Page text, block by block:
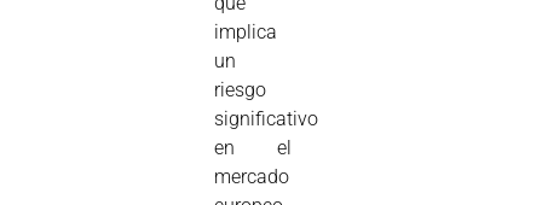
implica
un
riesgo
significativo
en el
mercado